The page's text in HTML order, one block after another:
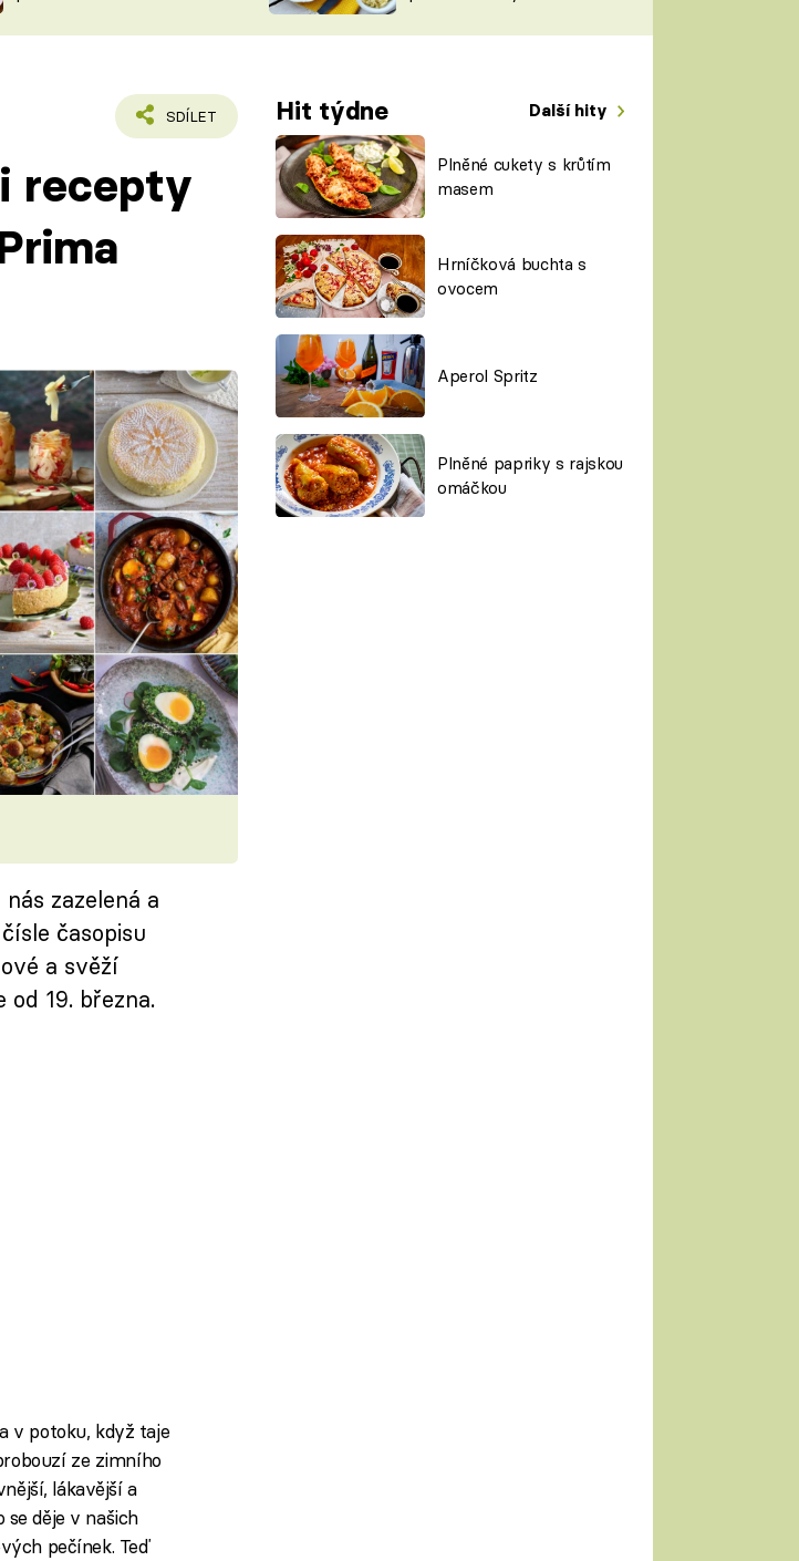
ŠÉFREDAKTORKY
ČASOPIS
SDÍLET Hit týdne Další hity
Plněné cukety s krůtím
masem
Hrníčková buchta s
ovocem
Aperol Spritz
Plněné papriky s rajskou
omáčkou
recepty
zazelená a
časopisu
a svěží
19. března.
v potoku, když taje
ze zimního
lákavější a
se děje v našich
pečínek. Teď